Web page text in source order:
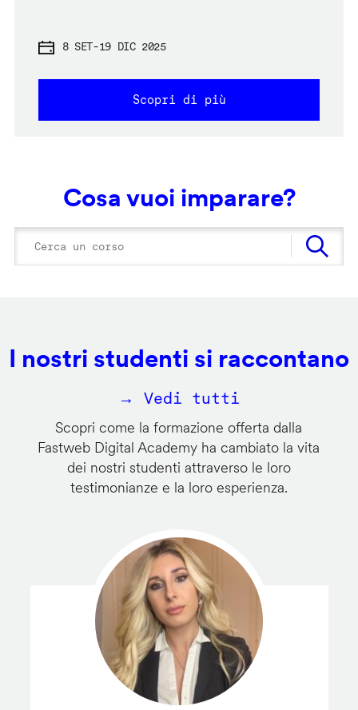
8 SET-19 DIC 2025
Scopri di più
Cosa vuoi imparare?
I nostri studenti si raccontano
→ Vedi tutti
Scopri come la formazione offerta dalla
Fastweb Digital Academy ha cambiato la vita
dei nostri studenti attraverso le loro
testimonianze e la loro esperienza.